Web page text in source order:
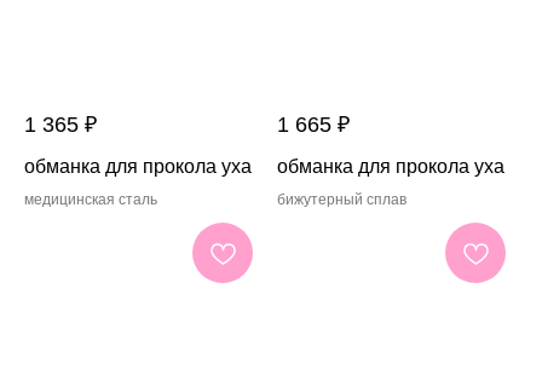
1 365 ₽
обманка для прокола уха
медицинская сталь
1 665 ₽
обманка для прокола уха
бижутерный сплав